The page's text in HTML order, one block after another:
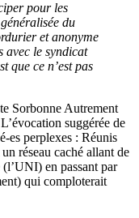
pour les
du
et anonyme
avec le syndicat
que ce n’est pas
Sorbonne Autrement
suggérée de
es perplexes : Réunis
réseau caché allant de
en passant par
qui comploterait